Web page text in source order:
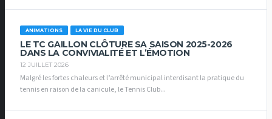
ANIMATIONS LA VIE DU CLUB
LE TC GAILLON CLÔTURE SA SAISON 2025-2026
DANS LA CONVIVIALITÉ ET L’ÉMOTION
12 JUILLET 2026
Malgré les fortes chaleurs et l’arrêté municipal interdisant la pratique du
tennis en raison de la canicule, le Tennis Club...